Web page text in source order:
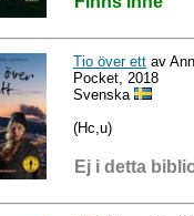
Tio över ett av
Pocket, 2018
Svenska
(Hc,u)
Ej i detta